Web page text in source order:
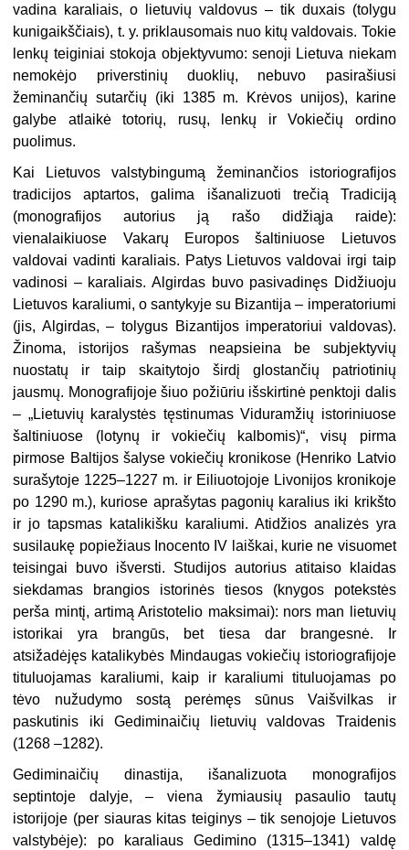
vadina karaliais, o lietuvių valdovus – tik duxais (tolygu
kunigaikščiais), t. y. priklausomais nuo kitų valdovais. Tokie
lenkų teiginiai stokoja objektyvumo: senoji Lietuva niekam
nemokėjo priverstinių duoklių, nebuvo pasirašiusi
žeminančių sutarčių (iki 1385 m. Krėvos unijos), karine
galybe atlaikė totorių, rusų, lenkų ir Vokiečių ordino
puolimus.
Kai Lietuvos valstybingumą žeminančios istoriografijos
tradicijos aptartos, galima išanalizuoti trečią Tradiciją
(monografijos autorius ją rašo didžiąja raide):
vienalaikiuose Vakarų Europos šaltiniuose Lietuvos
valdovai vadinti karaliais. Patys Lietuvos valdovai irgi taip
vadinosi – karaliais. Algirdas buvo pasivadinęs Didžiuoju
Lietuvos karaliumi, o santykyje su Bizantija – imperatoriumi
(jis, Algirdas, – tolygus Bizantijos imperatoriui valdovas).
Žinoma, istorijos rašymas neapsieina be subjektyvių
nuostatų ir taip skaitytojo širdį glostančių patriotinių
jausmų. Monografijoje šiuo požiūriu išskirtinė penktoji dalis
– „Lietuvių karalystės tęstinumas Viduramžių istoriniuose
šaltiniuose (lotynų ir vokiečių kalbomis)“, visų pirma
pirmose Baltijos šalyse vokiečių kronikose (Henriko Latvio
surašytoje 1225–1227 m. ir Eiliuotojoje Livonijos kronikoje
po 1290 m.), kuriose aprašytas pagonių karalius iki krikšto
ir jo tapsmas katalikišku karaliumi. Atidžios analizės yra
susilaukę popiežiaus Inocento IV laiškai, kurie ne visuomet
teisingai buvo išversti. Studijos autorius atitaiso klaidas
siekdamas brangios istorinės tiesos (knygos potekstės
perša mintį, artimą Aristotelio maksimai): nors man lietuvių
istorikai yra brangūs, bet tiesa dar brangesnė. Ir
atsižadėjęs katalikybės Mindaugas vokiečių istoriografijoje
tituluojamas karaliumi, kaip ir karaliumi tituluojamas po
tėvo nužudymo sostą perėmęs sūnus Vaišvilkas ir
paskutinis iki Gediminaičių lietuvių valdovas Traidenis
(1268 –1282).
Gediminaičių dinastija, išanalizuota monografijos
septintoje dalyje, – viena žymiausių pasaulio tautų
istorijoje (per siauras kitas teiginys – tik senojoje Lietuvos
valstybėje): po karaliaus Gedimino (1315–1341) valdę